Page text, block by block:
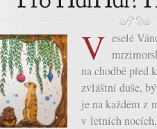
V eselé
na chodbě před
zvláštní duše,
je na každém z
v letních